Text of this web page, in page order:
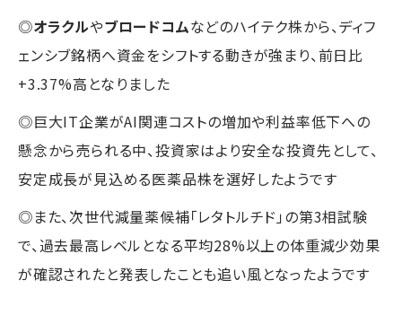
◎オラクルやブロードコムなどのハイテク株から、ディフ
ェンシブ銘柄へ資金をシフトする動きが強まり、前日比
+3.37%高となりました
◎巨大IT企業がAI関連コストの増加や利益率低下への
懸念から売られる中、投資家はより安全な投資先として、
安定成長が見込める医薬品株を選好したようです
◎また、次世代減量薬候補「レタトルチド」の第3相試験
で、過去最高レベルとなる平均28%以上の体重減少効果
が確認されたと発表したことも追い風となったようです